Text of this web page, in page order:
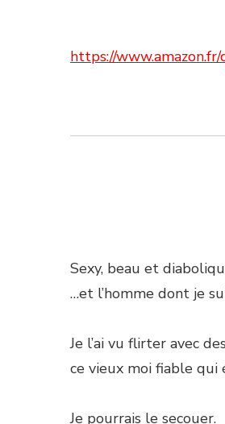
https://
Sexy, beau et
…et l’homme dont je
Je l’ai vu flirter avec
ce vieux moi fiable qui
Je pourrais le secouer.